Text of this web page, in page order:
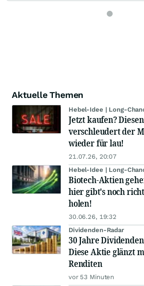
Aktuelle Themen
Hebel-Idee | Long-
Jetzt kaufen?
verschleudert der
wieder für lau!
21.07.26, 20:07
Hebel-Idee | Long-
Biotech-Aktien
hier gibt's noch
holen!
30.06.26, 19:32
Dividenden-Radar
30 Jahre
Diese Aktie glänzt
Renditen
vor 53 Minuten